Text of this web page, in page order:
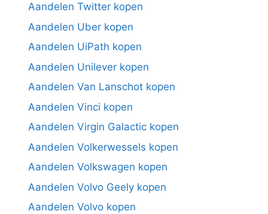
Aandelen Twitter kopen
Aandelen Uber kopen
Aandelen UiPath kopen
Aandelen Unilever kopen
Aandelen Van Lanschot kopen
Aandelen Vinci kopen
Aandelen Virgin Galactic kopen
Aandelen Volkerwessels kopen
Aandelen Volkswagen kopen
Aandelen Volvo Geely kopen
Aandelen Volvo kopen